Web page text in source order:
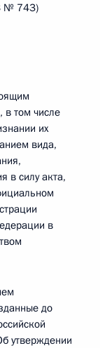
№ 743)
в том числе
их
вида,
в силу акта,
в
до
утверждении